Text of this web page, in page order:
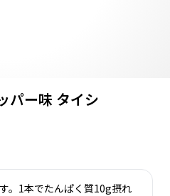
パー味 タイシ
。1本でたんぱく質10g摂れ